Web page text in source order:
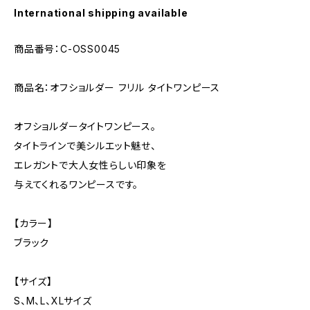
International shipping available
商品番号：C-OSS0045
商品名：オフショルダー フリル タイトワンピース
オフショルダータイトワンピース。
タイトラインで美シルエット魅せ、
エレガントで大人女性らしい印象を
与えてくれるワンピースです。
【カラー】
ブラック
【サイズ】
S、M、L、XLサイズ